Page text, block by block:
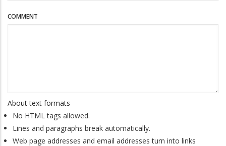
COMMENT
About text formats
No HTML tags allowed.
Lines and paragraphs break automatically.
Web page addresses and email addresses turn into links